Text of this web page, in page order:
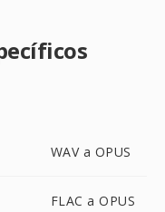
WAV a OPUS
FLAC a OPUS